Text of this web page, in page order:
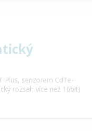
Plus, senzorem CdTe-
rozsah více než 16bit)